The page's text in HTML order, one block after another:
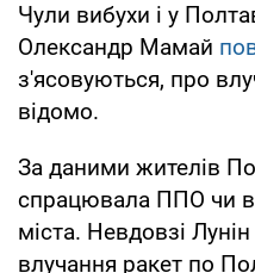
Чули вибухи і у
Олександр Мамай
з'ясовуються, про
відомо.
За даними жителів
спрацювала ППО чи
міста. Невдовзі
влучання ракет по